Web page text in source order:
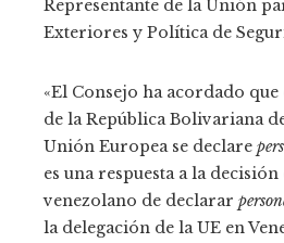
Representante de la Unión
Exteriores y Política de
«El Consejo ha acordado
de la República Bolivariana
Unión Europea se declare
es una respuesta a la
venezolano de declarar
la delegación de la UE en